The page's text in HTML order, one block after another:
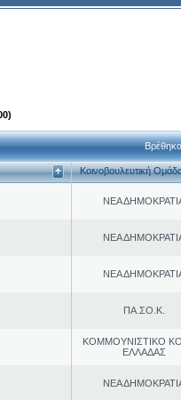
Κοινοβουλευτική
ΝΕΑ
ΝΕΑ
ΝΕΑ
ΠΑ.ΣΟ.Κ.
ΚΟΜΜΟΥΝΙΣΤΙΚΟ
ΕΛΛΑΔΑΣ
ΝΕΑ